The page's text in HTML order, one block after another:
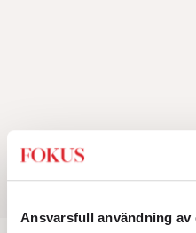
Ansvarsfull användning